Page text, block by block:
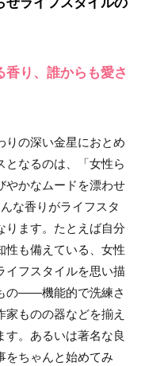
り、誰からも愛さ
りの深い金星におとめ
となるのは、「女性ら
やかなムードを漂わせ
な香りがライフスタ
ります。たとえば自分
性も備えている、女性
イフスタイルを思い描
の――機能的で洗練さ
ものの器などを揃え
す。あるいは著名な良
をちゃんと始めてみ